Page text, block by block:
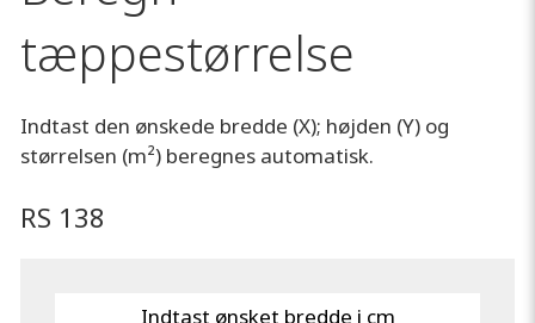
tæppestørrelse
Indtast den ønskede bredde (X); højden (Y) og
størrelsen (m²) beregnes automatisk.
RS 138